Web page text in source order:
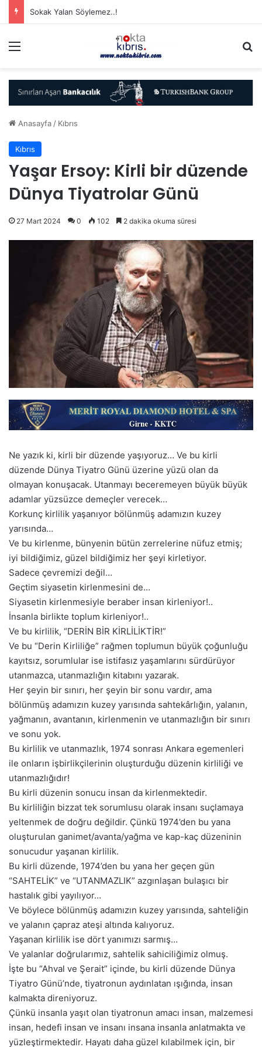
Sokak Yalan Söylemez..!
Anasayfa / Kıbrıs
Kıbrıs
Yaşar Ersoy: Kirli bir düzende
Dünya Tiyatrolar Günü
27 Mart 2024 0 102 2 dakika okuma süresi
Ne yazık ki, kirli bir düzende yaşıyoruz… Ve bu kirli
düzende Dünya Tiyatro Günü üzerine yüzü olan da
olmayan konuşacak. Utanmayı beceremeyen büyük büyük
adamlar yüzsüzce demeçler verecek…
Korkunç kirlilik yaşanıyor bölünmüş adamızın kuzey
yarısında…
Ve bu kirlenme, bünyenin bütün zerrelerine nüfuz etmiş;
iyi bildiğimiz, güzel bildiğimiz her şeyi kirletiyor.
Sadece çevremizi değil…
Geçtim siyasetin kirlenmesini de…
Siyasetin kirlenmesiyle beraber insan kirleniyor!..
İnsanla birlikte toplum kirleniyor!..
Ve bu kirlilik, “DERİN BİR KİRLİLİKTİR!”
Ve bu “Derin Kirliliğe” rağmen toplumun büyük çoğunluğu
kayıtsız, sorumlular ise istifasız yaşamlarını sürdürüyor
utanmazca, utanmazlığın kitabını yazarak.
Her şeyin bir sınırı, her şeyin bir sonu vardır, ama
bölünmüş adamızın kuzey yarısında sahtekârlığın, yalanın,
yağmanın, avantanın, kirlenmenin ve utanmazlığın bir sınırı
ve sonu yok.
Bu kirlilik ve utanmazlık, 1974 sonrası Ankara egemenleri
ile onların işbirlikçilerinin oluşturduğu düzenin kirliliği ve
utanmazlığıdır!
Bu kirli düzenin sonucu insan da kirlenmektedir.
Bu kirliliğin bizzat tek sorumlusu olarak insanı suçlamaya
yeltenmek de doğru değildir. Çünkü 1974’den bu yana
oluşturulan ganimet/avanta/yağma ve kap-kaç düzeninin
sonucudur yaşanan kirlilik.
Bu kirli düzende, 1974’den bu yana her geçen gün
“SAHTELİK” ve “UTANMAZLIK” azgınlaşan bulaşıcı bir
hastalık gibi yayılıyor…
Ve böylece bölünmüş adamızın kuzey yarısında, sahteliğin
ve yalanın çapraz ateşi altında kalıyoruz.
Yaşanan kirlilik ise dört yanımızı sarmış…
Ve yalanlar doğrularımız, sahtelik sahiciliğimiz olmuş.
İşte bu “Ahval ve Şerait” içinde, bu kirli düzende Dünya
Tiyatro Günü’nde, tiyatronun aydınlatan ışığında, insan
kalmakta direniyoruz.
Çünkü insanla yaşıt olan tiyatronun amacı insan, malzemesi
insan, hedefi insan ve insanı insana insanla anlatmakta ve
yüzleştirmektedir. Hayatı daha güzel kılabilmek için, bir